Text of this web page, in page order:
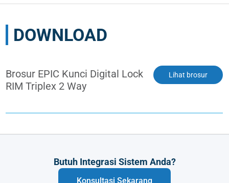
DOWNLOAD
Brosur EPIC Kunci Digital Lock
RIM Triplex 2 Way
Lihat brosur
Butuh Integrasi Sistem Anda?
Konsultasi Sekarang